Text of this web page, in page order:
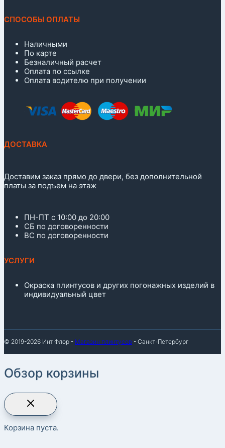
СПОСОБЫ ОПЛАТЫ
Наличными
По карте
Безналичный расчет
Оплата по ссылке
Оплата водителю при получении
ДОСТАВКА
Доставим заказ прямо до двери, без дополнительной
платы за подъем на этаж
ПН-ПТ с 10:00 до 20:00
СБ по договоренности
ВС по договоренности
УСЛУГИ
Окраска плинтусов и других погонажных изделий в
индивидуальный цвет
© 2019-2026 Инт Флор - Магазин плинтусов - Санкт-Петербург
Обзор корзины
Корзина пуста.